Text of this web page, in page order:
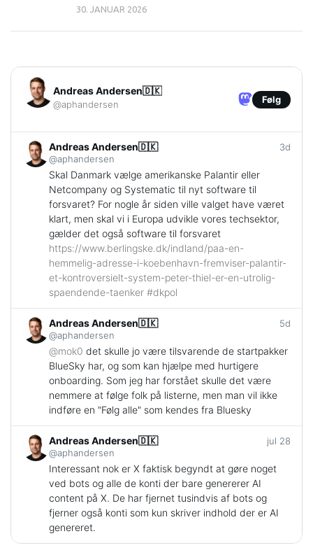
30. JANUAR 2026
Andreas Andersen🇩🇰
@aphandersen Følg
Andreas Andersen🇩🇰
@aphandersen
3d
Skal Danmark vælge amerikanske Palantir eller
Netcompany og Systematic til nyt software til
forsvaret? For nogle år siden ville valget have været
klart, men skal vi i Europa udvikle vores techsektor,
gælder det også software til forsvaret
https://www.berlingske.dk/indland/paa-en-
hemmelig-adresse-i-koebenhavn-fremviser-palantir-
et-kontroversielt-system-peter-thiel-er-en-utrolig-
spaendende-taenker #dkpol
Andreas Andersen🇩🇰
@aphandersen
5d
@mok0 det skulle jo være tilsvarende de startpakker
BlueSky har, og som kan hjælpe med hurtigere
onboarding. Som jeg har forstået skulle det være
nemmere at følge folk på listerne, men man vil ikke
indføre en "Følg alle" som kendes fra Bluesky
Andreas Andersen🇩🇰
@aphandersen
jul 28
Interessant nok er X faktisk begyndt at gøre noget
ved bots og alle de konti der bare genererer AI
content på X. De har fjernet tusindvis af bots og
fjerner også konti som kun skriver indhold der er AI
genereret.